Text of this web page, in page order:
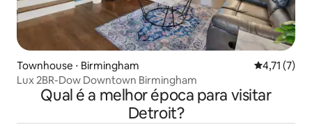
Townhouse ⋅ Birmingham 4,71 de
4,71 (7)
Lux 2BR-Dow Downtown Birmingham
Qual é a melhor época para visitar
Detroit?